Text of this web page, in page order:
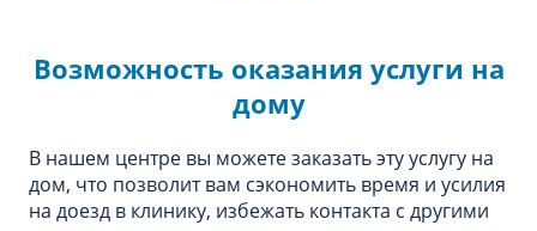
Возможность оказания услуги на
дому
В нашем центре вы можете заказать эту услугу на
дом, что позволит вам сэкономить время и усилия
на доезд в клинику, избежать контакта с другими